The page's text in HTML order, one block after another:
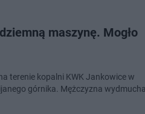
maszynę. Mogło
terenie kopalni KWK Jankowice w
górnika. Mężczyzna